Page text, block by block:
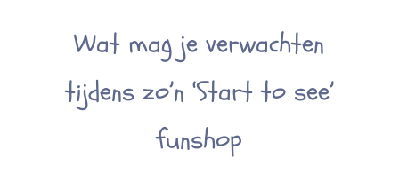
Wat mag je verwachten
tijdens zo’n ‘Start to see’
funshop